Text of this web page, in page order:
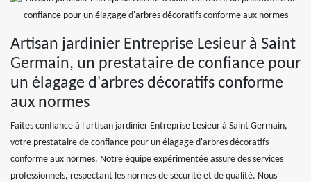
Artisan jardinier Entreprise Lesieur à Saint
Germain, un prestataire de confiance pour
un élagage d'arbres décoratifs conforme
aux normes
Faites confiance à l'artisan jardinier Entreprise Lesieur à Saint Germain,
votre prestataire de confiance pour un élagage d'arbres décoratifs
conforme aux normes. Notre équipe expérimentée assure des services
professionnels, respectant les normes de sécurité et de qualité. Nous